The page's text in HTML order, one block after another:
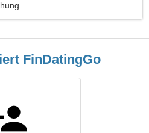
FinDatingGo